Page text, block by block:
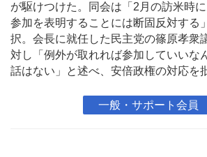
が駆けつけた。同会は「2月の訪米時
参加を表明することには断固反対する
択。会長に就任した民主党の篠原孝衆
対し「例外が取れれば参加していいな
話はない」と述べ、安倍政権の対応を
一般・サポート会員